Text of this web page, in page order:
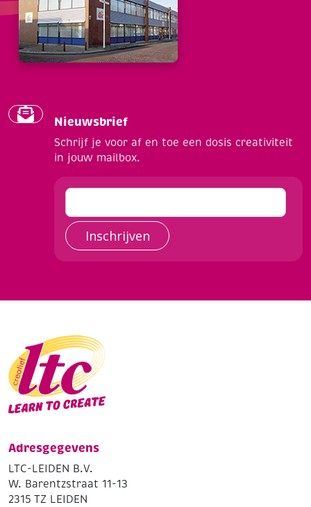
Nieuwsbrief
Schrijf je voor af en toe een dosis creativiteit
in jouw mailbox.
Inschrijven
Adresgegevens
LTC-LEIDEN B.V.
W. Barentzstraat 11-13
2315 TZ LEIDEN